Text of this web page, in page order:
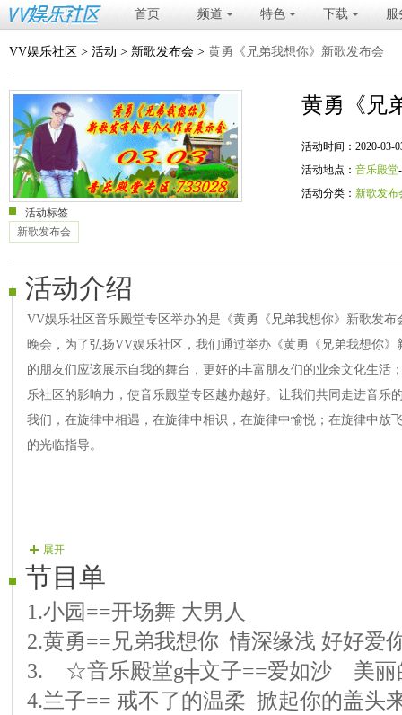
首页 频道 特色 下载 服
VV娱乐社区 > 活动 > 新歌发布会 > 黄勇《兄弟我想你》新歌发布会
黄勇《兄
活动时间：2020-03-
活动地点： 音乐殿堂
活动分类： 新歌发布
活动标签
新歌发布会
活动介绍
VV娱乐社区音乐殿堂专区举办的是《黄勇《兄弟我想你》新歌发
晚会，为了弘扬VV娱乐社区，我们通过举办《黄勇《兄弟我想你
的朋友们应该展示自我的舞台，更好的丰富朋友们的业余文化生活
乐社区的影响力，使音乐殿堂专区越办越好。让我们共同走进音乐
我们，在旋律中相遇，在旋律中相识，在旋律中愉悦；在旋律中放
的光临指导。
展开
节目单
1.小园==开场舞 大男人
2.黄勇==兄弟我想你 情深缘浅 好好爱
3.ゞ☆音乐殿堂g╪文子==爱如沙 美丽
4.兰子== 戒不了的温柔 掀起你的盖头